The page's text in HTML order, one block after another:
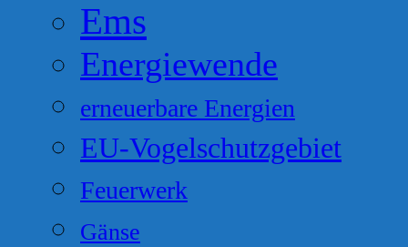
Ems
Energiewende
erneuerbare Energien
EU-Vogelschutzgebiet
Feuerwerk
Gänse